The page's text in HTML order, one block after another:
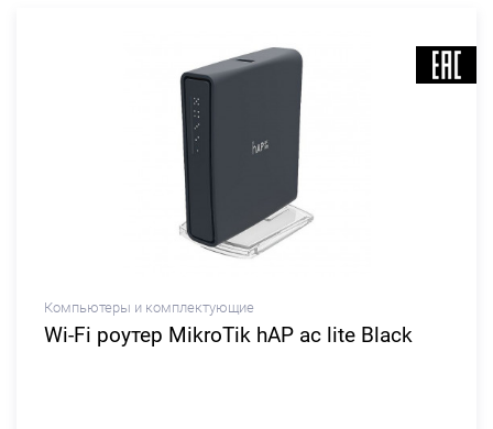
Компьютеры и комплектующие
Wi-Fi роутер MikroTik hAP ac lite Black